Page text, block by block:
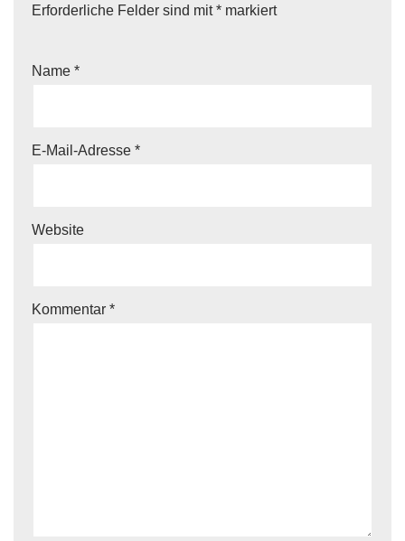
Erforderliche Felder sind mit* markiert
Name *
E-Mail-Adresse *
Website
Kommentar *